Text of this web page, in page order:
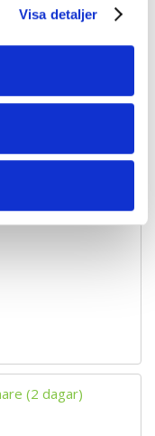
Visa detaljer
(2 dagar)
(2 dagar)
(2 dagar)